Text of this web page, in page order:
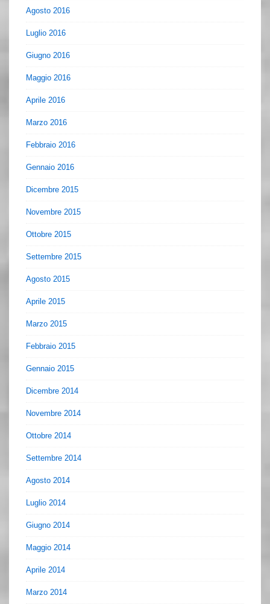
Agosto 2016
Luglio 2016
Giugno 2016
Maggio 2016
Aprile 2016
Marzo 2016
Febbraio 2016
Gennaio 2016
Dicembre 2015
Novembre 2015
Ottobre 2015
Settembre 2015
Agosto 2015
Aprile 2015
Marzo 2015
Febbraio 2015
Gennaio 2015
Dicembre 2014
Novembre 2014
Ottobre 2014
Settembre 2014
Agosto 2014
Luglio 2014
Giugno 2014
Maggio 2014
Aprile 2014
Marzo 2014